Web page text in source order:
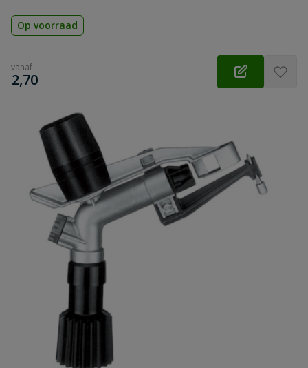
Op voorraad
vanaf
€
2,70